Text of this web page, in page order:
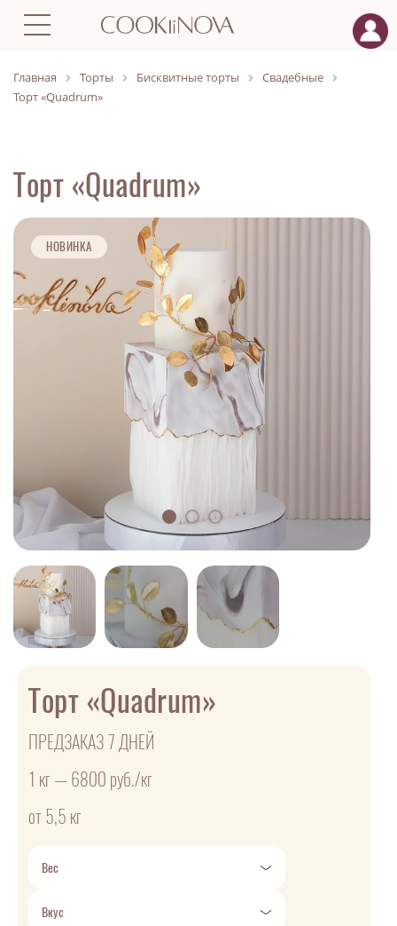
Главная Торты Бисквитные торты
Свадебные
Торт «Quadrum»
Торт «Quadrum»
НОВИНКА
Торт «Quadrum»
ПРЕДЗАКАЗ 7 ДНЕЙ
1 кг — 6800 руб./кг
от 5,5 кг
Вес
Вкус